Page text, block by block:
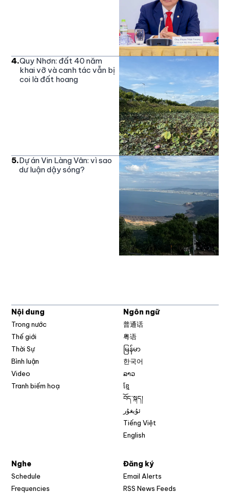
4.Quy Nhơn: đất 40 năm
khai vỡ và canh tác vẫn bị
coi là đất hoang
5.Dự án Vin Làng Vân: vì sao
dư luận dậy sóng?
Nội dung
Trong nước
Thế giới
Thời Sự
Bình luận
Video
Tranh biếm hoạ
Ngôn ngữ
普通话
粤语
မြန်မာ
한국어
ລາວ
ខ្មែ
བོད་སྐད།
ئۇيغۇر
Tiếng Việt
English
Nghe
Schedule
Frequencies
Đăng ký
Email Alerts
RSS News Feeds